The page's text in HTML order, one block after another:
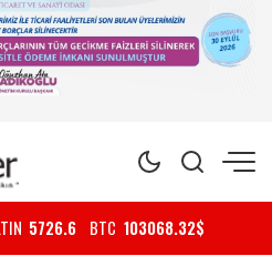
5726.6 BTC 103068.32$